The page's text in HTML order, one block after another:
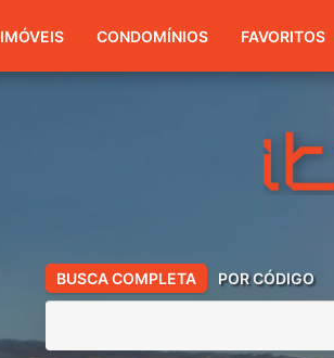
IMÓVEIS CONDOMÍNIOS FAVORITOS
BUSCA COMPLETA POR CÓDIGO